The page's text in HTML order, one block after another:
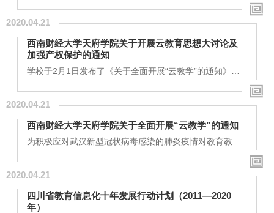
式教学改革工作成效，激发全校教师开展“云教学”改革的
主动性和积极性，经学校研究决定，在全校范围内深入开
一、参与对象参与“云教学”的全体...
2020.04.21
西南财经大学天府学院关于开展云教育思想大讨论及
加强产权保护的通知
学校于2月1日发布了《关于全面开展“云教学”的通知》，
动 “云教学”工作，不仅仅是为了应对新冠肺炎疫情对教育
教学带来的影响，更是学校进一步推动教育教学改革的有
如下：一、深刻领会云教育思想学校自建校初期...
2020.04.21
西南财经大学天府学院关于全面开展“云教学”的通知
为积极应对武汉新型冠状病毒感染的肺炎疫情对教育教学
展“云教学”。办学多年以来，学校长期坚持信息化战略，
持续推进信息技术与教育教学的深度融合，在“云教学”方
肺炎疫情危机转化为进一步深化教育教学改革的...
2020.04.21
四川省教育信息化十年发展行动计划（2011—2020
年）